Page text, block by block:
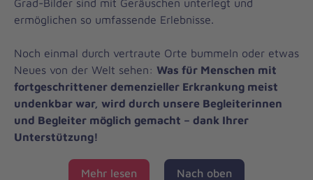
Grad-Bilder sind mit Geräuschen unterlegt und
ermöglichen so umfassende Erlebnisse.
Noch einmal durch vertraute Orte bummeln oder etwas
Neues von der Welt sehen: Was für Menschen mit
fortgeschrittener demenzieller Erkrankung meist
undenkbar war, wird durch unsere Begleiterinnen
und Begleiter möglich gemacht – dank Ihrer
Unterstützung!
Mehr lesen Nach oben